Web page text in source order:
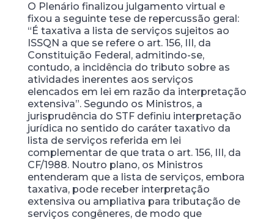
O Plenário finalizou julgamento virtual e
fixou a seguinte tese de repercussão geral:
“É taxativa a lista de serviços sujeitos ao
ISSQN a que se refere o art. 156, III, da
Constituição Federal, admitindo-se,
contudo, a incidência do tributo sobre as
atividades inerentes aos serviços
elencados em lei em razão da interpretação
extensiva”. Segundo os Ministros, a
jurisprudência do STF definiu interpretação
jurídica no sentido do caráter taxativo da
lista de serviços referida em lei
complementar de que trata o art. 156, III, da
CF/1988. Noutro plano, os Ministros
entenderam que a lista de serviços, embora
taxativa, pode receber interpretação
extensiva ou ampliativa para tributação de
serviços congêneres, de modo que